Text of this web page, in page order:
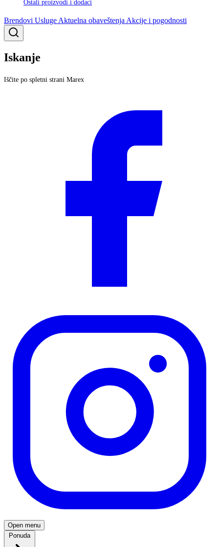
Ostali proizvodi i dodaci
Brendovi Usluge Aktuelna obaveštenja Akcije i pogodnosti
Iskanje
Iščite po spletni strani Marex
Open menu